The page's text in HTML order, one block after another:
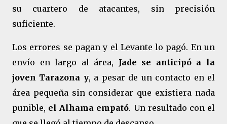
su cuartero de atacantes, sin precisión
suficiente.
Los errores se pagan y el Levante lo pagó. En un
envío en largo al área, Jade se anticipó a la
joven Tarazona y, a pesar de un contacto en el
área pequeña sin considerar que existiera nada
punible, el Alhama empató. Un resultado con el